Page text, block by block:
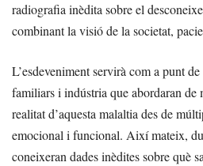
radiografia inèdita sobre el
combinant la visió de la societat,
L’esdeveniment servirà com a punt
familiars i indústria que abordaran de
realitat d’aquesta malaltia des de
emocional i funcional. Així mateix,
coneixeran dades inèdites sobre què